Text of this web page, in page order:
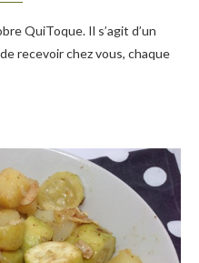
QuiToque. Il s’agit d’un
recevoir chez vous, chaque